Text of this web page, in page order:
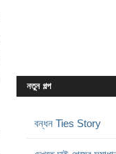
নতুন গল্প
বন্ধন Ties Story